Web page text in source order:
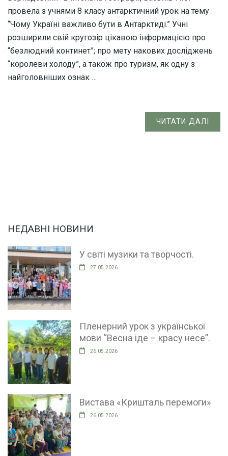
провела з учнями 8 класу антарктичний урок на тему
“Чому Україні важливо бути в Антарктиді.” Учні
розширили свій кругозір цікавою інформацією про
“безлюдний континет”; про мету накових досліджень
“королеви холоду”, а також про туризм, як одну з
найголовніших ознак …
ЧИТАТИ ДАЛІ
НЕДАВНІ НОВИНИ
У світі музики та творчості.
27.05.2026
Пленерний урок з української
мови “Весна іде – красу несе”.
26.05.2026
Вистава «Кришталь перемоги»
26.05.2026